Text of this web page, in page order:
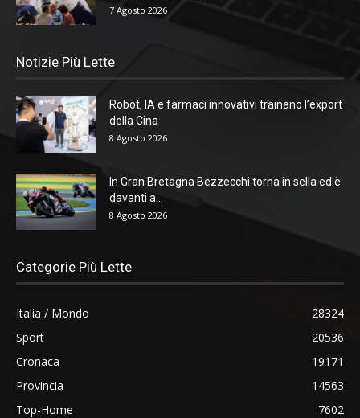
7 Agosto 2026
Notizie Più Lette
Robot, IA e farmaci innovativi trainano l’export
della Cina
8 Agosto 2026
In Gran Bretagna Bezzecchi torna in sella ed è
davanti a...
8 Agosto 2026
Categorie Più Lette
Italia / Mondo
28324
Sport
20536
Cronaca
19171
Provincia
14563
Top-Home
7602